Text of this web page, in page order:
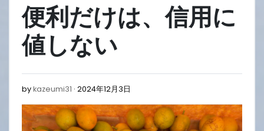
便利だけは、信用に
値しない
bykazeumi31 2024年12月3日
12
月